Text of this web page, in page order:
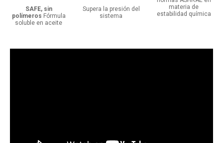
SAFE, sin
polímeros Fórmula
soluble en aceite
Supera la presión del
sistema
materia de
estabilidad química